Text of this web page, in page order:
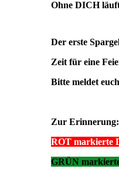
Ohne DICH
Der erste
Zeit für eine
Bitte meldet
Zur Erinnerung:
ROT markierte
GRÜN